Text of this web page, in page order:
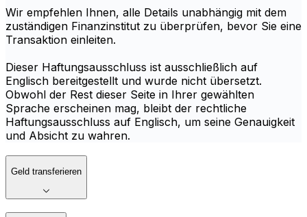
Wir empfehlen Ihnen, alle Details unabhängig mit dem
zuständigen Finanzinstitut zu überprüfen, bevor Sie eine
Transaktion einleiten.
Dieser Haftungsausschluss ist ausschließlich auf
Englisch bereitgestellt und wurde nicht übersetzt.
Obwohl der Rest dieser Seite in Ihrer gewählten
Sprache erscheinen mag, bleibt der rechtliche
Haftungsausschluss auf Englisch, um seine Genauigkeit
und Absicht zu wahren.
Geld transferieren